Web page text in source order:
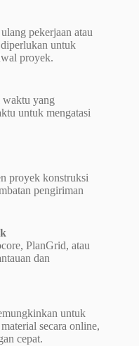
pekerjaan atau
untuk
proyek.
waktu yang
untuk mengatasi
proyek konstruksi
pengiriman
PlanGrid, atau
dan
untuk
secara online,
cepat.